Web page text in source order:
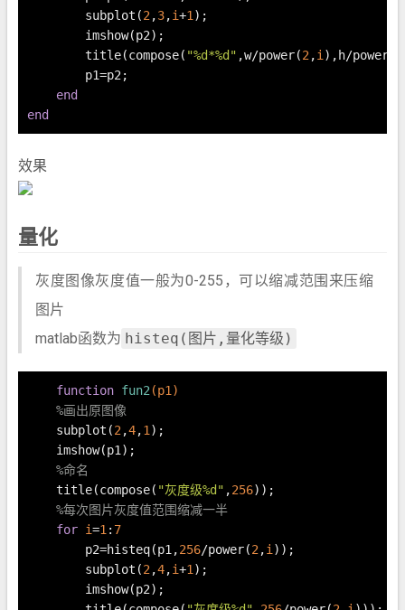
        subplot(
2 ,3,i+1 );
        imshow(p2);
        title(compose(
"%d*%d" ,w/power(2 ,i ),h/power(
        p1=p2;
end
end
效果
量化
灰度图像灰度值一般为0-255，可以缩减范围来压缩
图片
matlab函数为 histeq(图片,量化等级)
function fun2 (p1)
%画出原图像
    subplot(
2 ,4,1 );
    imshow(p1);
%命名
    title(compose(
"灰度级%d" ,256));
%每次图片灰度值范围缩减一半
for i=1 : 7
        p2=histeq(p1,
256/power(2 ,i ));
        subplot(
2 ,4,i+1 );
        imshow(p2);